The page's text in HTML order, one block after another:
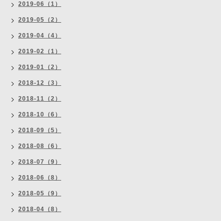
2019-06（1）
2019-05（2）
2019-04（4）
2019-02（1）
2019-01（2）
2018-12（3）
2018-11（2）
2018-10（6）
2018-09（5）
2018-08（6）
2018-07（9）
2018-06（8）
2018-05（9）
2018-04（8）